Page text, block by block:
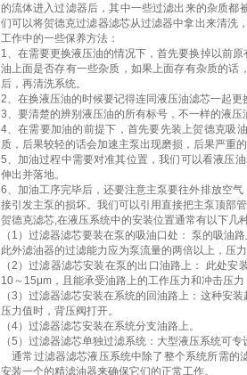
的流体进入过滤器后，其中一些过滤出来的杂质
们可以将贺德克过滤器滤芯从过滤器中拿出来清洗
工作中的一些保养方法：
1、在需要更换液压油的情况下，首先要换掉以前
油上面是否存有一些杂质，如果上面存有杂质的
后，再清洗系统。
2、在换液压油的时候要记得连同液压油滤芯一起更
3、要清楚的辨别液压油的所有标号，不一样的液压
4、在需要加油的前提下，首先要先装上贺德克吸
质，后果较轻的话会加速主泵出现磨损，后果严重的
5、加油过程中需要对准其位置，我们可以看液压
伸出并落地。
6、加油工序完毕后，还要注意主泵要往外排放空
接引发主泵的损坏。我们可以引用直接把主泵顶部
贺德克滤芯,在液压系统中的安装位置通常有以下几
（1）过滤器滤芯要装在泵的吸油口处： 泵的吸油
此外滤油器的过滤能力应为泵流量的两倍以上，压
（2）过滤器滤芯安装在泵的出口油路上： 此处
10～15μm，且能承受油路上的工作压力和冲击压
（3）过滤器滤芯安装在系统的回油路上：这种安
压力值时，背压阀打开。
（4）过滤器滤芯安装在系统分支油路上。
（5）过滤器滤芯单独过滤系统：大型液压系统可
通常过滤器滤芯液压系统中除了整个系统所需的
安装一个的精滤油器来确保它们的正常工作。